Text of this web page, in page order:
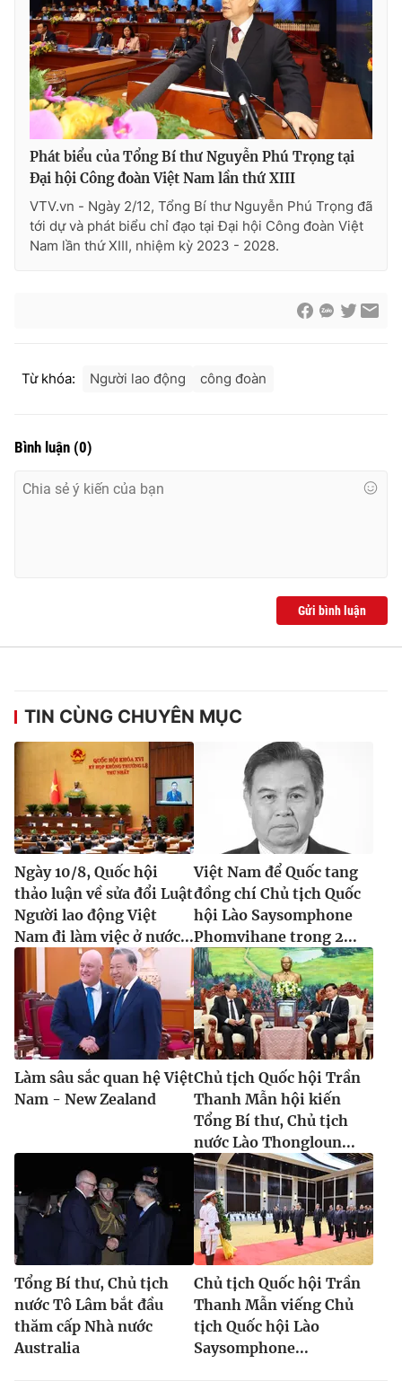
Cơ quan báo chí:Thời báo VTV
Giấy phép hoạt động báo in và báo điện tử số 483/GP-BTTTT
cấp ngày 29/12/2023
Tổng Biên tập:Vũ Thanh Thủy
Phó Tổng Biên tập:Nguyễn Thị Mỹ Hạnh, Phạm Quốc Thắng,
Nguyễn Trọng Ninh
Tổng đài VTV:024.38 355 931 - 024.38 355 932
Ðiện thoại Thời báo VTV:024.66 897 897
Email:toasoan@vtv.vn
Liên hệ quảng cáo:024-7300.7108
® Cấm sao chép dưới mọi hình thức nếu không có sự chấp
Phát biểu của Tổng Bí thư Nguyễn Phú Trọng tại
Đại hội Công đoàn Việt Nam lần thứ XIII
VTV.vn - Ngày 2/12, Tổng Bí thư Nguyễn Phú Trọng đã
tới dự và phát biểu chỉ đạo tại Đại hội Công đoàn Việt
Nam lần thứ XIII, nhiệm kỳ 2023 - 2028.
Từ khóa: Người lao động công đoàn
Bình luận (0)
Gửi bình luận
TIN CÙNG CHUYÊN MỤC
Ngày 10/8, Quốc hội
thảo luận về sửa đổi Luật
Người lao động Việt
Nam đi làm việc ở nước...
Việt Nam để Quốc tang
đồng chí Chủ tịch Quốc
hội Lào Saysomphone
Phomvihane trong 2...
Làm sâu sắc quan hệ Việt
Nam - New Zealand
Chủ tịch Quốc hội Trần
Thanh Mẫn hội kiến
Tổng Bí thư, Chủ tịch
nước Lào Thongloun...
Tổng Bí thư, Chủ tịch
nước Tô Lâm bắt đầu
thăm cấp Nhà nước
Australia
Chủ tịch Quốc hội Trần
Thanh Mẫn viếng Chủ
tịch Quốc hội Lào
Saysomphone...